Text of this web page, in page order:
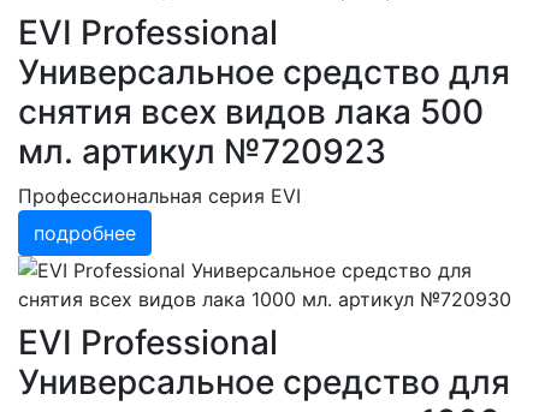
EVI Professional
Универсальное средство для
снятия всех видов лака 500
мл. артикул №720923
Профессиональная серия EVI
подробнее
EVI Professional
Универсальное средство для